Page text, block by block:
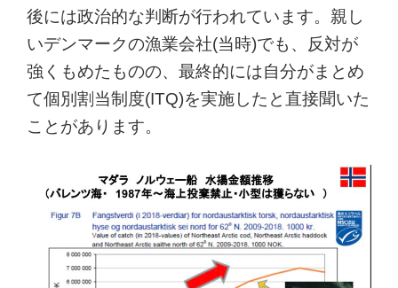
後には政治的な判断が行われています。親し
いデンマークの漁業会社(当時)でも、反対が
強くもめたものの、最終的には自分がまとめ
て個別割当制度(ITQ)を実施したと直接聞いた
ことがあります。